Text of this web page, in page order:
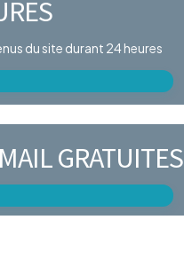
du site durant 24 heures
GRATUITES